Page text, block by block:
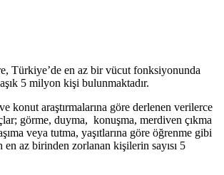
Türkiye’de en az bir vücut fonksiyonunda
5 milyon kişi bulunmaktadır.
konut araştırmalarına göre derlenen verilerce
görme, duyma, konuşma, merdiven çıkma
veya tutma, yaşıtlarına göre öğrenme gibi
az birinden zorlanan kişilerin sayısı 5